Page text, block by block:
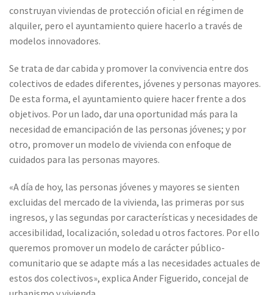
construyan viviendas de protección oficial en régimen de
alquiler, pero el ayuntamiento quiere hacerlo a través de
modelos innovadores.
Se trata de dar cabida y promover la convivencia entre dos
colectivos de edades diferentes, jóvenes y personas mayores.
De esta forma, el ayuntamiento quiere hacer frente a dos
objetivos. Por un lado, dar una oportunidad más para la
necesidad de emancipación de las personas jóvenes; y por
otro, promover un modelo de vivienda con enfoque de
cuidados para las personas mayores.
«A día de hoy, las personas jóvenes y mayores se sienten
excluidas del mercado de la vivienda, las primeras por sus
ingresos, y las segundas por características y necesidades de
accesibilidad, localización, soledad u otros factores. Por ello
queremos promover un modelo de carácter público-
comunitario que se adapte más a las necesidades actuales de
estos dos colectivos», explica Ander Figuerido, concejal de